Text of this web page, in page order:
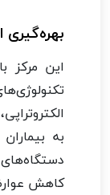
بهره‌گیری
این مرکز
به
کاهش